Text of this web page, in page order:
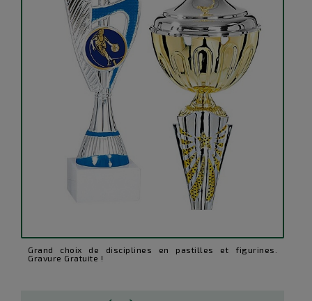
Grand choix de disciplines en pastilles et figurines.
Gravure Gratuite !